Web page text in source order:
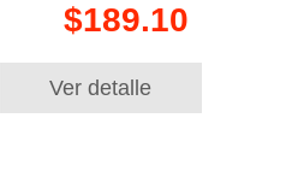
$189.10
Ver detalle